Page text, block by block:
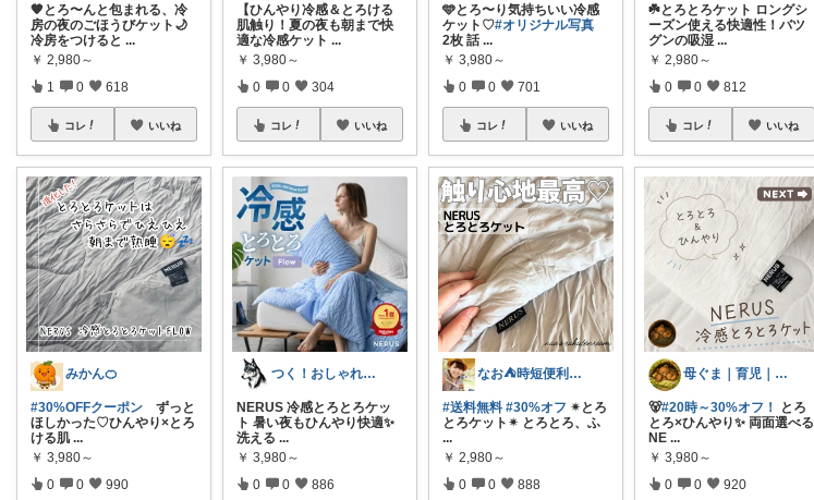
🧡とろ〜んと包まれる、冷
房の夜のごほうびケット🌙
冷房をつけると ...
￥ 2,980～
1 0 618
コレ いいね
みかん🍊
#30%OFFクーポン ずっと
ほしかった♡ひんやり×とろ
ける肌 ...
￥ 3,980～
0 0 990
【ひんやり冷感＆とろける
肌触り！夏の夜も朝まで快
適な冷感ケット ...
￥ 3,980～
0 0 304
コレ いいね
つく！おしゃれな商品や便利な商品をお届け
NERUS 冷感とろとろケッ
ト 暑い夜もひんやり快適✨
洗える ...
￥ 3,980～
0 0 886
🩵とろ〜り気持ちいい冷感
ケット♡#オリジナル写真
2枚 話 ...
￥ 3,980～
0 0 701
コレ いいね
なお⛺️時短便利グッズ好き♡オリ写多め♪
#送料無料 #30%オフ ✴︎とろ
とろケット✴︎ とろとろ、ふ
...
￥ 2,980～
0 0 888
☘️とろとろケット ロングシ
ーズン使える快適性！バツ
グンの吸湿 ...
￥ 2,980～
0 0 812
コレ いいね
母ぐま｜育児｜シンプルライフ｜朝コレ
🐻#20時～30%オフ！
とろ
とろ×ひんやり✨ 両面選べる
NE ...
￥ 3,980～
0 0 920